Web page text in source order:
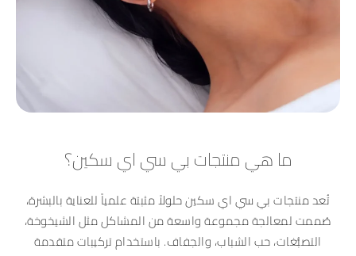
ما هي منتجات بي سي اي سكين؟
تُعد منتجات بي سي اي سكين حلولاً مثبتة علمياً للعناية بالبشرة،
صُممت لمعالجة مجموعة واسعة من المشاكل مثل الشيخوخة،
التصبُّغات، حب الشباب، والجفاف. باستخدام تركيبات متقدمة